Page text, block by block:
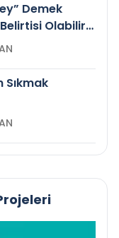
Demek
Olabilir
Sıkmak